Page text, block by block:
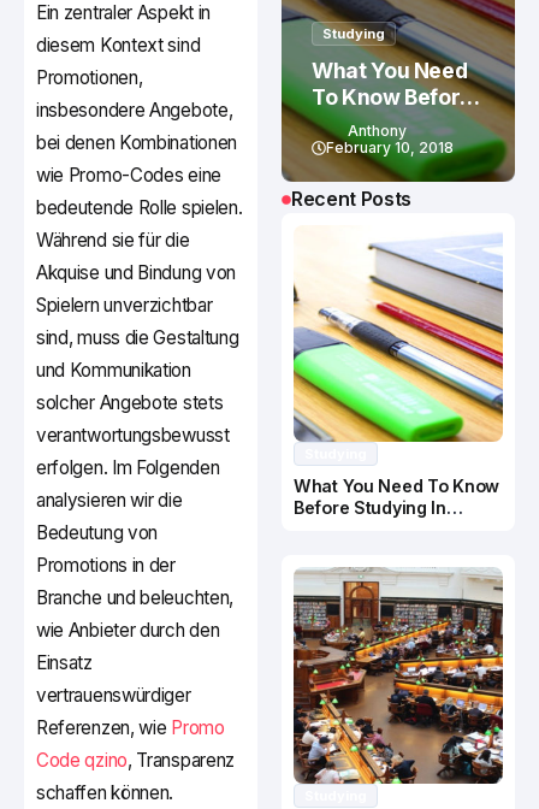
Ein zentraler Aspekt in
diesem Kontext sind
Promotionen,
insbesondere Angebote,
bei denen Kombinationen
wie Promo-Codes eine
bedeutende Rolle spielen.
Während sie für die
Akquise und Bindung von
Spielern unverzichtbar
sind, muss die Gestaltung
und Kommunikation
solcher Angebote stets
verantwortungsbewusst
erfolgen. Im Folgenden
analysieren wir die
Bedeutung von
Promotions in der
Branche und beleuchten,
wie Anbieter durch den
Einsatz
vertrauenswürdiger
Referenzen, wie Promo
Code qzino, Transparenz
schaffen können.
Studying
What You Need
To Know Before
Studying In
Canada
Anthony
February 10, 2018
Recent Posts
What You Need To Know
Before Studying In